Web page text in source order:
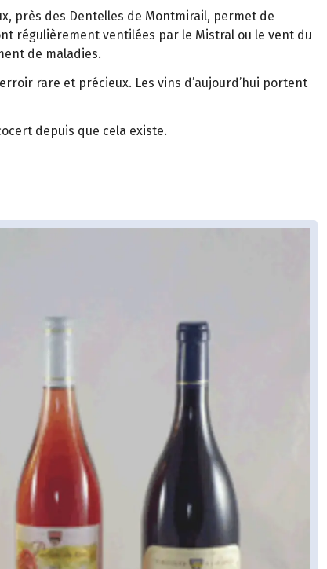
près des Dentelles de Montmirail, permet de
régulièrement ventilées par le Mistral ou le vent du
de maladies.
rare et précieux. Les vins d’aujourd’hui portent
depuis que cela existe.